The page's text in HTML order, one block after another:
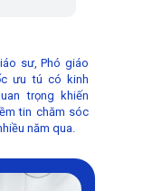
sư, Phó giáo
ưu tú có kinh
trọng khiến
tin chăm sóc
năm qua.